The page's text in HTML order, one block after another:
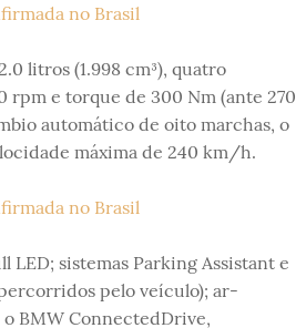
litros (1.998 cm³), quatro
rpm e torque de 300 Nm (ante 270
automático de oito marchas, o
máxima de 240 km/h.
LED; sistemas Parking Assistant e
pelo veículo); ar-
BMW ConnectedDrive,